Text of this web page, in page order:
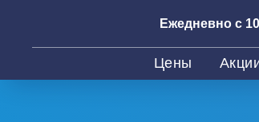
Ежедневно с
Цены